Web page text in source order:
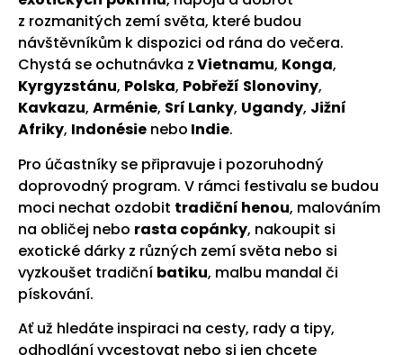
z rozmanitých zemí světa, které budou
návštěvníkům k dispozici od rána do večera.
Chystá se ochutnávka zVietnamu, Konga,
Kyrgyzstánu, Polska, Pobřeží Slonoviny,
Kavkazu, Arménie, Srí Lanky, Ugandy, Jižní
Afriky, Indonésie nebo Indie.
Pro účastníky se připravuje i pozoruhodný
doprovodný program. V rámci festivalu se budou
moci nechat ozdobit tradiční henou, malováním
na obličej nebo rasta copánky, nakoupit si
exotické dárky z různých zemí světa nebo si
vyzkoušet tradiční batiku, malbu mandal či
pískování.
Ať už hledáte inspiraci na cesty, rady a tipy,
odhodlání vycestovat nebo si jen chcete